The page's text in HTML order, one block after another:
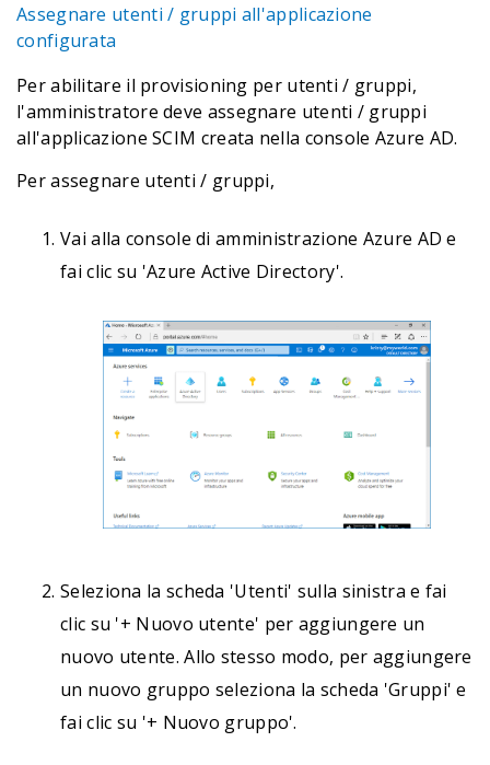
Assegnare utenti / gruppi all'applicazione
configurata
Per abilitare il provisioning per utenti / gruppi,
l'amministratore deve assegnare utenti / gruppi
all'applicazione SCIM creata nella console Azure AD.
Per assegnare utenti / gruppi,
Vai alla console di amministrazione Azure AD e
fai clic su 'Azure Active Directory'.
Seleziona la scheda 'Utenti' sulla sinistra e fai
clic su '+ Nuovo utente' per aggiungere un
nuovo utente. Allo stesso modo, per aggiungere
un nuovo gruppo seleziona la scheda 'Gruppi' e
fai clic su '+ Nuovo gruppo'.